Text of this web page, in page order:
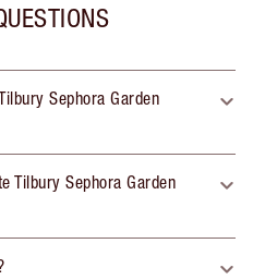
Sephora Garden
Tilbury Sephora Garden